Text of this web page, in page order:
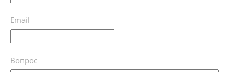
Email
Вопрос